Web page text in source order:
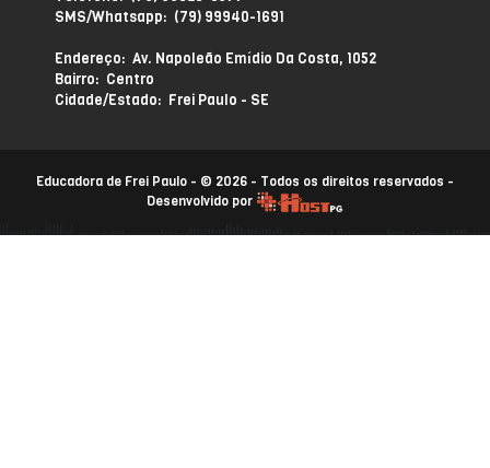
SMS/Whatsapp: (79) 99940-1691
Endereço: Av. Napoleão Emídio Da Costa, 1052
Bairro: Centro
Cidade/Estado: Frei Paulo - SE
Educadora de Frei Paulo - © 2026 - Todos os direitos reservados -
Desenvolvido por